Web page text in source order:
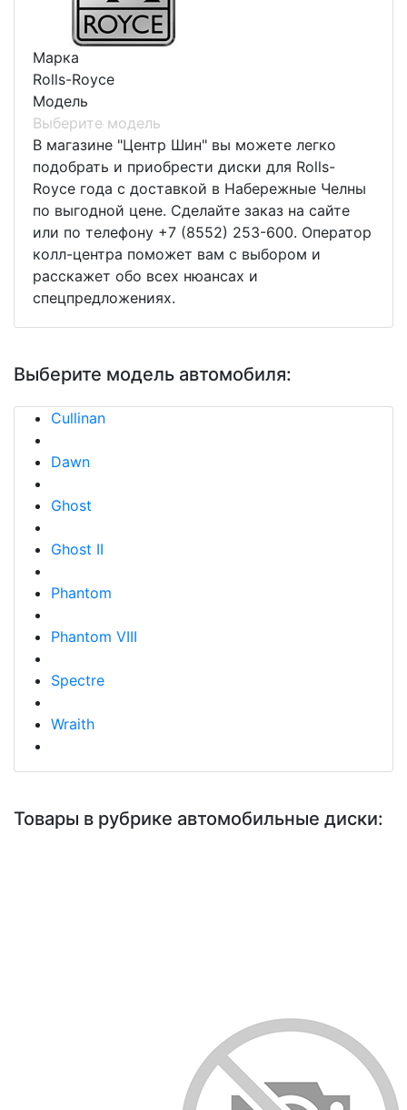
Марка
Rolls-Royce
Модель
Выберите модель
В магазине "Центр Шин" вы можете легко
подобрать и приобрести диски для Rolls-
Royce года с доставкой в Набережные Челны
по выгодной цене. Сделайте заказ на сайте
или по телефону +7 (8552) 253-600. Оператор
колл-центра поможет вам с выбором и
расскажет обо всех нюансах и
спецпредложениях.
Выберите модель автомобиля:
Cullinan
Dawn
Ghost
Ghost II
Phantom
Phantom VIII
Spectre
Wraith
Товары в рубрике автомобильные диски: